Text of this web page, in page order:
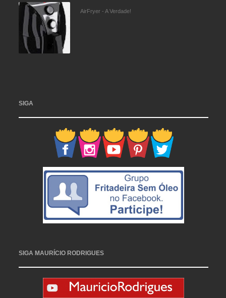
AirFryer - A Verdade!
SIGA
SIGA MAURÍCIO RODRIGUES